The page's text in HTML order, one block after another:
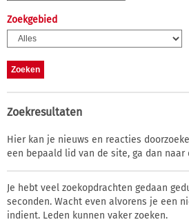
Zoekgebied
Zoekresultaten
Hier kan je nieuws en reacties
een bepaald lid van de site, ga dan naar
Je hebt veel zoekopdrachten gedaan
seconden. Wacht even alvorens je een
indient. Leden kunnen vaker zoeken.